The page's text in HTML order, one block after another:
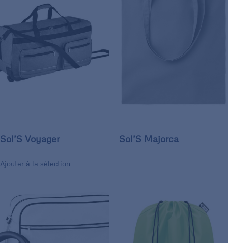
Sol’S Voyager
Ajouter à la sélection
Sol’S Majorca